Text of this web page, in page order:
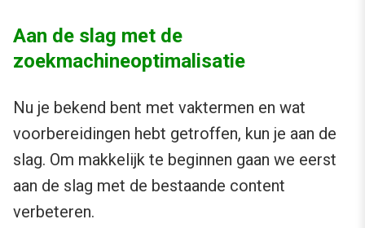
Aan de slag met de
zoekmachineoptimalisatie
Nu je bekend bent met vaktermen en wat
voorbereidingen hebt getroffen, kun je aan de
slag. Om makkelijk te beginnen gaan we eerst
aan de slag met de bestaande content
verbeteren.